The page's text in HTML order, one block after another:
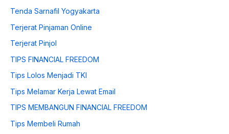
Tenda Sarnafil Yogyakarta
Terjerat Pinjaman Online
Terjerat Pinjol
TIPS FINANCIAL FREEDOM
Tips Lolos Menjadi TKI
Tips Melamar Kerja Lewat Email
TIPS MEMBANGUN FINANCIAL FREEDOM
Tips Membeli Rumah